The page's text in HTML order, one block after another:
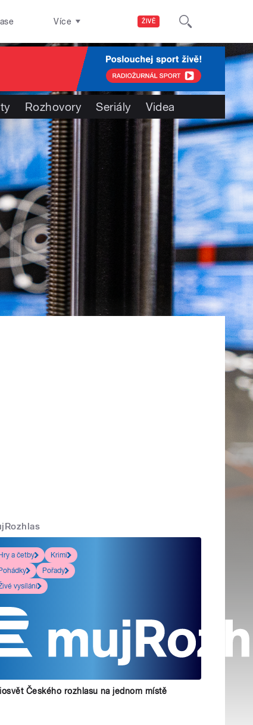
ŽIVĚ
Více
Rozhovory Seriály Videa
a četby
Krimi
Pořady
vysílání
Českého rozhlasu na jednom místě